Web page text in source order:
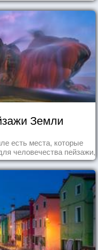
Земли
есть места, которые
человечества пейзажи,